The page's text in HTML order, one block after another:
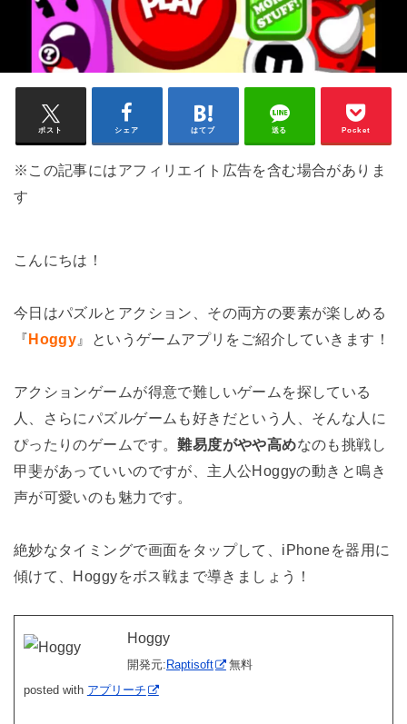
ポスト シェア はてブ 送る Pocket
※この記事にはアフィリエイト広告を含む場合がありま
す
こんにちは！
今日はパズルとアクション、その両方の要素が楽しめる
『Hoggy 』というゲームアプリをご紹介していきます！
アクションゲームが得意で難しいゲームを探している
人、さらにパズルゲームも好きだという人、そんな人に
ぴったりのゲームです。難易度がやや高めなのも挑戦し
甲斐があっていいのですが、主人公Hoggyの動きと鳴き
声が可愛いのも魅力です。
絶妙なタイミングで画面をタップして、iPhoneを器用に
傾けて、Hoggyをボス戦まで導きましょう！
Hoggy
開発元: Raptisoft
無料
posted with アプリーチ